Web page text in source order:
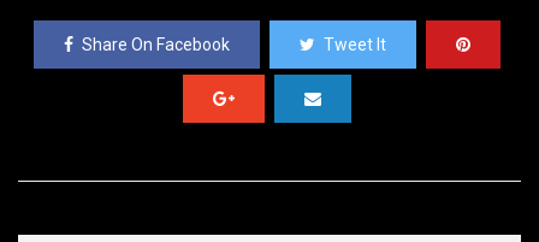
Share On Facebook Tweet It